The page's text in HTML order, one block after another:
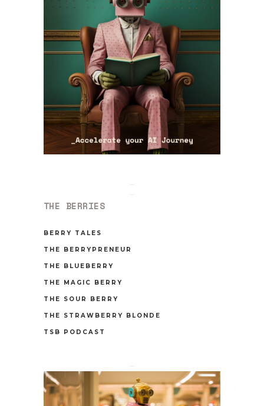
THE BERRIES
BERRY TALES
THE BERRYPRENEUR
THE BLUEBERRY
THE MAGIC BERRY
THE SOUR BERRY
THE STRAWBERRY BLONDE
TSB PODCAST